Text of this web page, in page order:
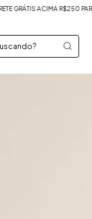
PARA TODO O BRASIL!